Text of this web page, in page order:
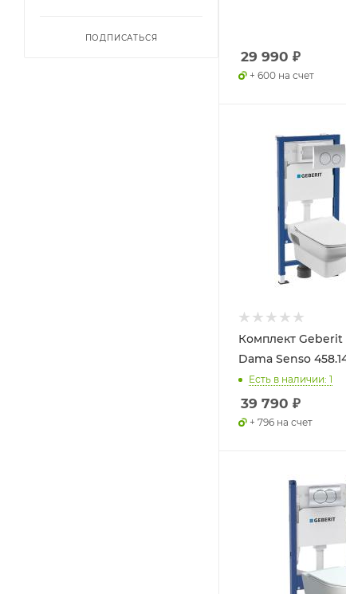
29 990 ₽
+ 600 на счет
Комплект
Dama Senso
Есть в наличии: 1
39 790 ₽
+ 796 на счет
ПОДПИСАТЬСЯ